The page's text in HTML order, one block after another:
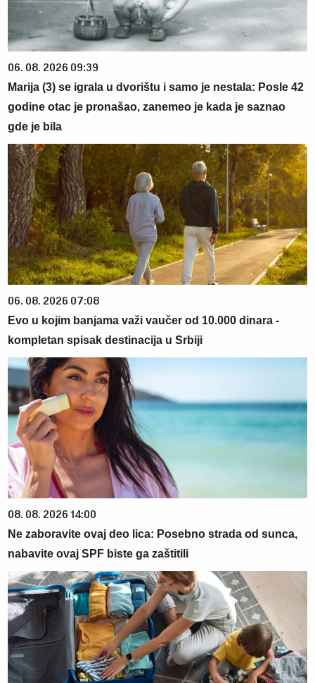
06. 08. 2026 09:39
Marija (3) se igrala u dvorištu i samo je nestala: Posle 42
godine otac je pronašao, zanemeo je kada je saznao
gde je bila
06. 08. 2026 07:08
Evo u kojim banjama važi vaučer od 10.000 dinara -
kompletan spisak destinacija u Srbiji
08. 08. 2026 14:00
Ne zaboravite ovaj deo lica: Posebno strada od sunca,
nabavite ovaj SPF biste ga zaštitili